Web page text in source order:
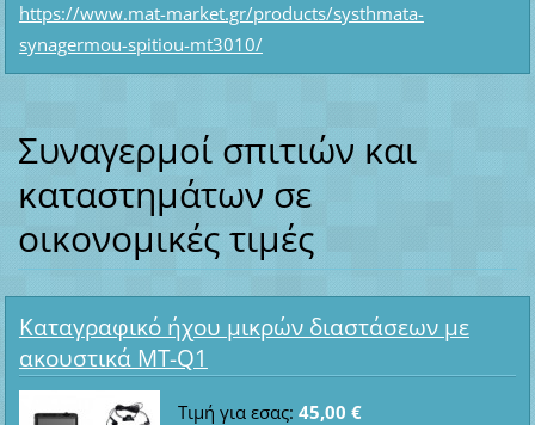
https://www.mat-market.gr/products/systhmata-
synagermou-spitiou-mt3010/
Συναγερμοί σπιτιών και
καταστημάτων σε
οικονομικές τιμές
Καταγραφικό ήχου μικρών διαστάσεων με
ακουστικά MT-Q1
Τιμή για εσας: 45,00 €